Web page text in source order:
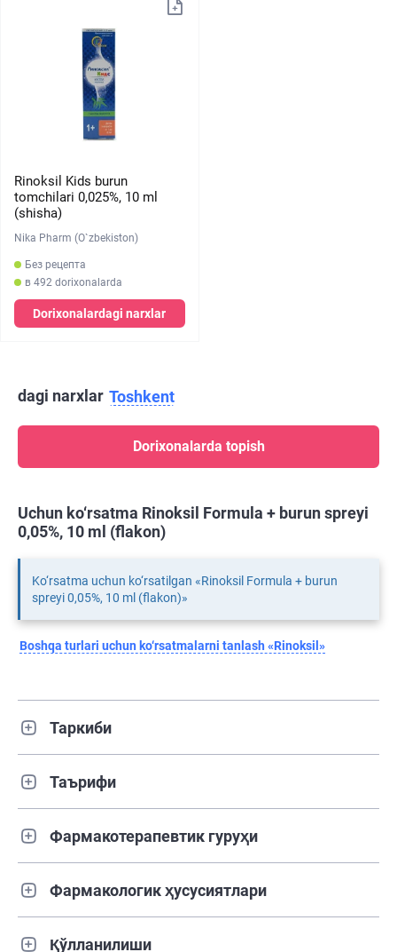
Rinoksil Kids burun
tomchilari 0,025%, 10 ml
(shisha)
Nika Pharm (O`zbekiston)
Без рецепта
в 492 dorixonalarda
Dorixonalardagi narxlar
dagi narxlar Toshkent
Dorixonalarda topish
Uchun ko‘rsatma Rinoksil Formula + burun spreyi
0,05%, 10 ml (flakon)
Ko‘rsatma uchun ko‘rsatilgan «Rinoksil Formula + burun
spreyi 0,05%, 10 ml (flakon)»
Boshqa turlari uchun ko‘rsatmalarni tanlash «Rinoksil»
Таркиби
Таърифи
Фармакотерапевтик гуруҳи
Фармакологик ҳусусиятлари
Қўлланилиши